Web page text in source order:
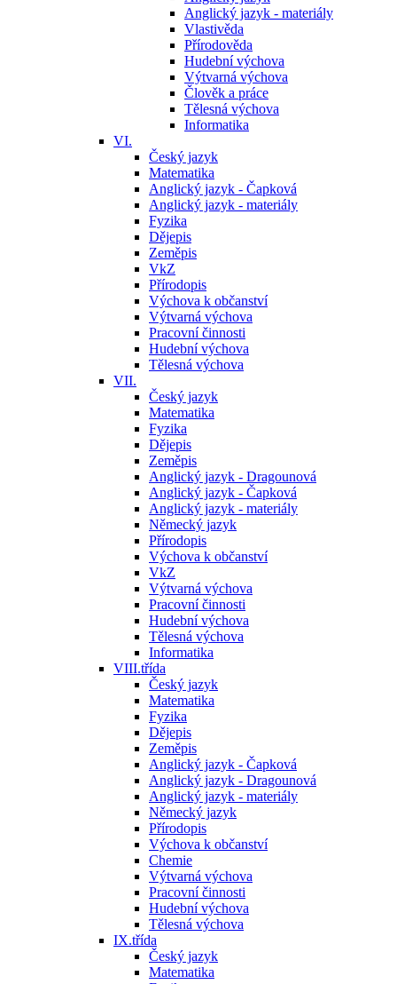
Anglický jazyk - materiály
Vlastivěda
Přírodověda
Hudební výchova
Výtvarná výchova
Člověk a práce
Tělesná výchova
Informatika
VI.
Český jazyk
Matematika
Anglický jazyk - Čapková
Anglický jazyk - materiály
Fyzika
Dějepis
Zeměpis
VkZ
Přírodopis
Výchova k občanství
Výtvarná výchova
Pracovní činnosti
Hudební výchova
Tělesná výchova
VII.
Český jazyk
Matematika
Fyzika
Dějepis
Zeměpis
Anglický jazyk - Dragounová
Anglický jazyk - Čapková
Anglický jazyk - materiály
Německý jazyk
Přírodopis
Výchova k občanství
VkZ
Výtvarná výchova
Pracovní činnosti
Hudební výchova
Tělesná výchova
Informatika
VIII.třída
Český jazyk
Matematika
Fyzika
Dějepis
Zeměpis
Anglický jazyk - Čapková
Anglický jazyk - Dragounová
Anglický jazyk - materiály
Německý jazyk
Přírodopis
Výchova k občanství
Chemie
Výtvarná výchova
Pracovní činnosti
Hudební výchova
Tělesná výchova
IX.třída
Český jazyk
Matematika